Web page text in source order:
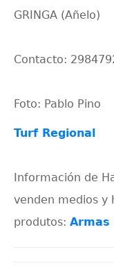
GRINGA (Añelo)
Contacto:
Foto: Pablo Pino
Turf Regional
Información de
venden medios y
produtos: Armas